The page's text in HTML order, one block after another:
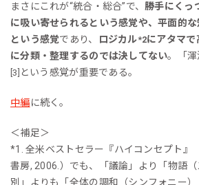
まさにこれが“統合・総合”で、 勝手にくっ
に吸い寄せられるという感覚や、平面的
という感覚であり、 ロジカル*2にアタマで
に分類・整理するのでは決してない。「渾
[3] という感覚が重要である。
中編に続く。
＜補足＞
*1. 全米ベストセラー『ハイコンセプト』
書房, 2006.）でも、「議論」より「物語
別」よりも「全体の調和（シンフォニー